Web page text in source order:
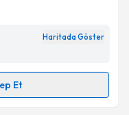
ilişkin
belirtilen
Haritada Göster
Et